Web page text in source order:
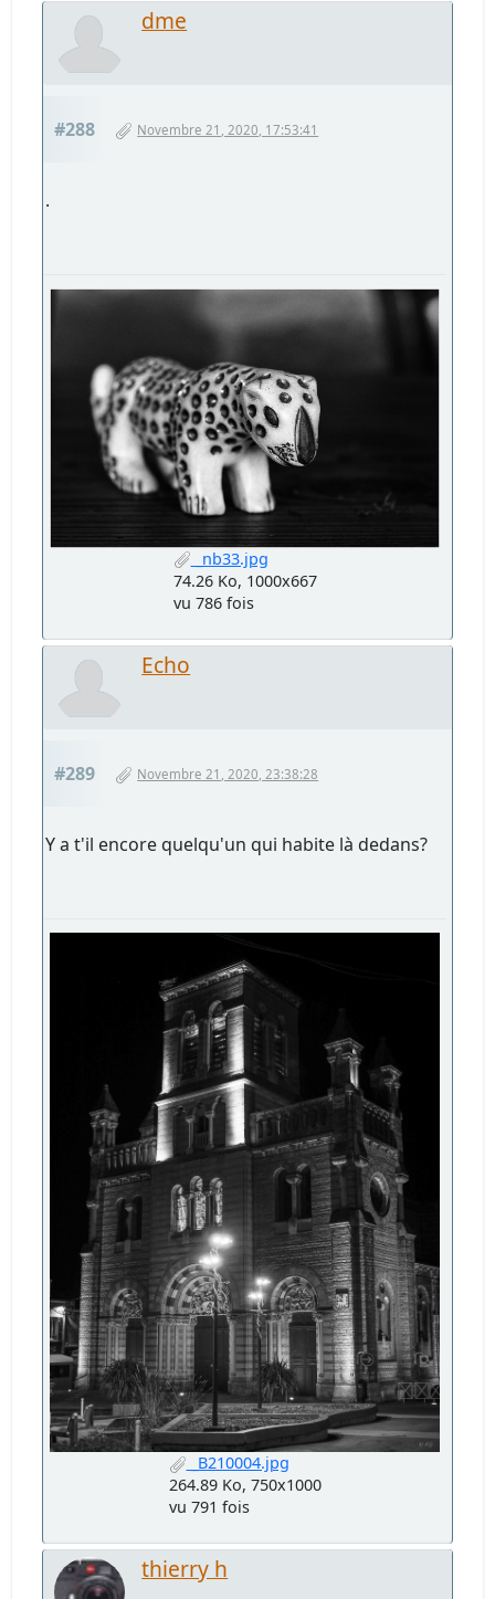
dme
#288 Novembre 21, 2020, 17:53:41
.
_nb33.jpg
74.26 Ko, 1000x667
vu 786 fois
Echo
#289 Novembre 21, 2020, 23:38:28
Y a t'il encore quelqu'un qui habite là dedans?
_B210004.jpg
264.89 Ko, 750x1000
vu 791 fois
thierry h